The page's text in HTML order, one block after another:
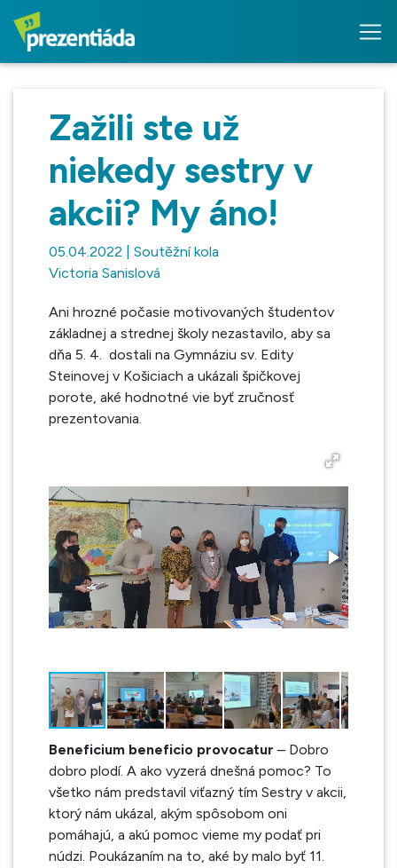
Zažili ste už
niekedy sestry v
akcii? My áno!
05.04.2022 | Soutěžní kola
Victoria Sanislová
Ani hrozné počasie motivovaných študentov
základnej a strednej školy nezastavilo, aby sa
dňa 5. 4. dostali na Gymnáziu sv. Edity
Steinovej v Košiciach a ukázali špičkovej
porote, aké hodnotné vie byť zručnosť
prezentovania.
Beneficium beneficio provocatur – Dobro
dobro plodí. A ako vyzerá dnešná pomoc? To
všetko nám predstavil viťazný tím Sestry v akcii,
ktorý nám ukázal, akým spôsobom oni
pomáhajú, a akú pomoc vieme my podať pri
núdzi. Poukázaním na to, aké by malo byť 11.